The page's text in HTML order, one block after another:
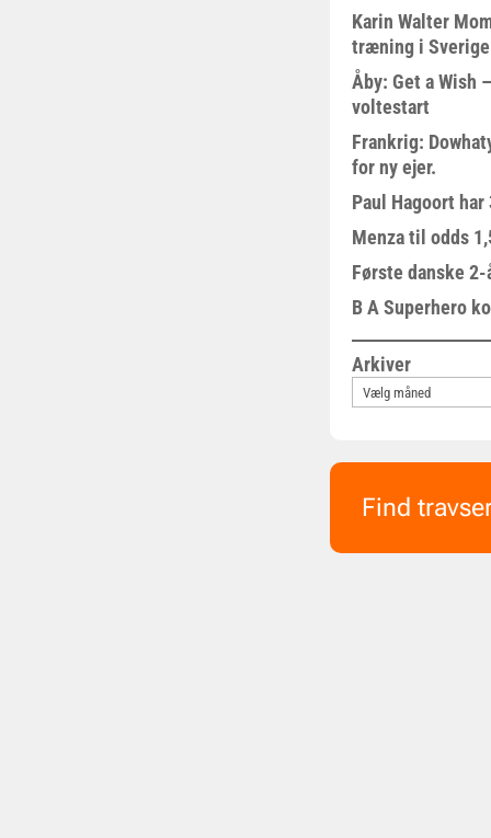
Karin Walter
træning i Sverige
Åby: Get a Wish
voltestart
Frankrig:
for ny ejer.
Paul Hagoort
Menza til odds
Første danske
B A Superhero
Arkiver
Find